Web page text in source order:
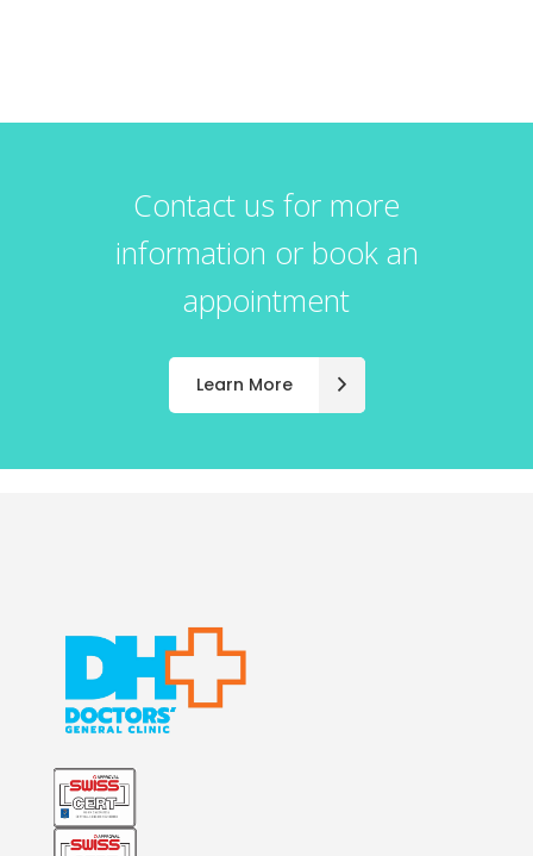
Contact us for more
information or book an
appointment
Learn More